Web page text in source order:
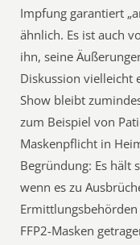
Impfung garantiert
ähnlich. Es ist auch
ihn, seine
Diskussion vielleicht
Show bleibt
zum Beispiel von
Maskenpflicht in
Begründung: Es hält
wenn es zu
FFP2-Masken